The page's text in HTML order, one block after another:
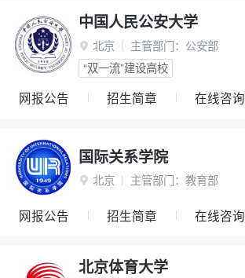
中国人民公安大学
 北京 主管部门： 公安部
“双一流”建设高校
网报公告 招生简章 在线咨询
国际关系学院
 北京 主管部门： 教育部
网报公告 招生简章 在线咨询
北京体育大学